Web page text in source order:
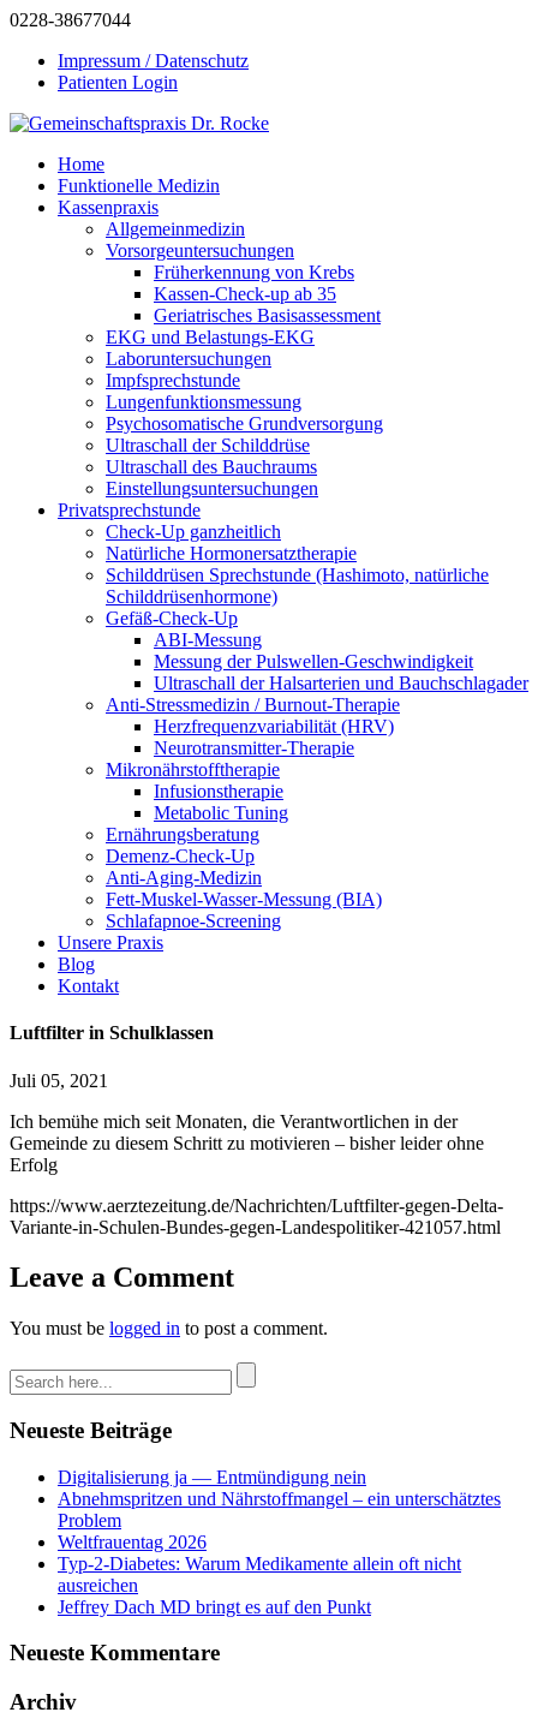
0228-38677044
Impressum / Datenschutz
Patienten Login
Home
Funktionelle Medizin
Kassenpraxis
Allgemeinmedizin
Vorsorgeuntersuchungen
Früherkennung von Krebs
Kassen-Check-up ab 35
Geriatrisches Basisassessment
EKG und Belastungs-EKG
Laboruntersuchungen
Impfsprechstunde
Lungenfunktionsmessung
Psychosomatische Grundversorgung
Ultraschall der Schilddrüse
Ultraschall des Bauchraums
Einstellungsuntersuchungen
Privatsprechstunde
Check-Up ganzheitlich
Natürliche Hormonersatztherapie
Schilddrüsen Sprechstunde (Hashimoto, natürliche
Schilddrüsenhormone)
Gefäß-Check-Up
ABI-Messung
Messung der Pulswellen-Geschwindigkeit
Ultraschall der Halsarterien und Bauchschlagader
Anti-Stressmedizin / Burnout-Therapie
Herzfrequenzvariabilität (HRV)
Neurotransmitter-Therapie
Mikronährstofftherapie
Infusionstherapie
Metabolic Tuning
Ernährungsberatung
Demenz-Check-Up
Anti-Aging-Medizin
Fett-Muskel-Wasser-Messung (BIA)
Schlafapnoe-Screening
Unsere Praxis
Blog
Kontakt
Luftfilter in Schulklassen
Juli 05, 2021
Ich bemühe mich seit Monaten, die Verantwortlichen in der
Gemeinde zu diesem Schritt zu motivieren – bisher leider ohne
Erfolg
https://www.aerztezeitung.de/Nachrichten/Luftfilter-gegen-Delta-
Variante-in-Schulen-Bundes-gegen-Landespolitiker-421057.html
Leave a Comment
You must be logged in to post a comment.
Neueste Beiträge
Digitalisierung ja — Entmündigung nein
Abnehmspritzen und Nährstoffmangel – ein unterschätztes
Problem
Weltfrauentag 2026
Typ-2-Diabetes: Warum Medikamente allein oft nicht
ausreichen
Jeffrey Dach MD bringt es auf den Punkt
Neueste Kommentare
Archiv